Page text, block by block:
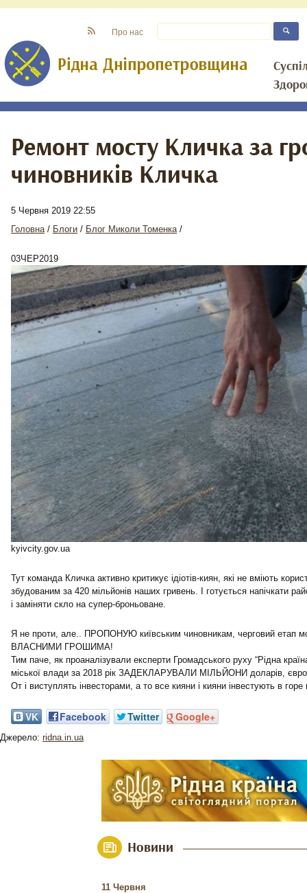
Про нас
Ремонт мосту Кличка за
чиновників Кличка
5 Червня 2019 22:55
Головна/ Блоги / Блог Миколи Томенка/
03ЧЕР2019
kyivcity.gov.ua
Тут команда Кличка активно критикує ідіотів-киян, які не вміють
збудованим за 420 мільйонів наших гривень. І готується напічкати
і заміняти скло на супер-броньоване.
Я не проти, але.. ПРОПОНУЮ київським чиновникам, черговий етап
ВЛАСНИМИ ГРОШИМА!
Тим паче, як проаналізували експерти Громадського руху “Рідна
міської влади за 2018 рік ЗАДЕКЛАРУВАЛИ МІЛЬЙОНИ доларів,
От і виступлять інвесторами, а то все кияни і кияни інвестують в
VK Facebook Twitter Google+
Джерело: ridna.in.ua
Новини
11 Червня